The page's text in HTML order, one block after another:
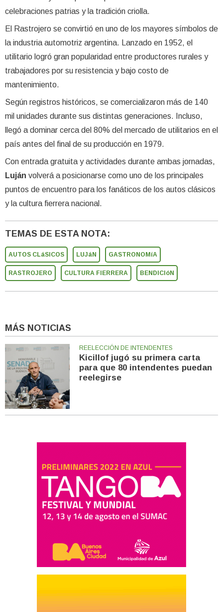
celebraciones patrias y la tradición criolla.
El Rastrojero se convirtió en uno de los mayores símbolos de
la industria automotriz argentina. Lanzado en 1952, el
utilitario logró gran popularidad entre productores rurales y
trabajadores por su resistencia y bajo costo de
mantenimiento.
Según registros históricos, se comercializaron más de 140
mil unidades durante sus distintas generaciones. Incluso,
llegó a dominar cerca del 80% del mercado de utilitarios en el
país antes del final de su producción en 1979.
Con entrada gratuita y actividades durante ambas jornadas,
Luján volverá a posicionarse como uno de los principales
puntos de encuentro para los fanáticos de los autos clásicos
y la cultura fierrera nacional.
TEMAS DE ESTA NOTA:
AUTOS CLáSICOS LUJáN GASTRONOMíA
RASTROJERO CULTURA FIERRERA BENDICIóN
MÁS NOTICIAS
REELECCIÓN DE INTENDENTES
Kicillof jugó su primera carta
para que 80 intendentes puedan
reelegirse